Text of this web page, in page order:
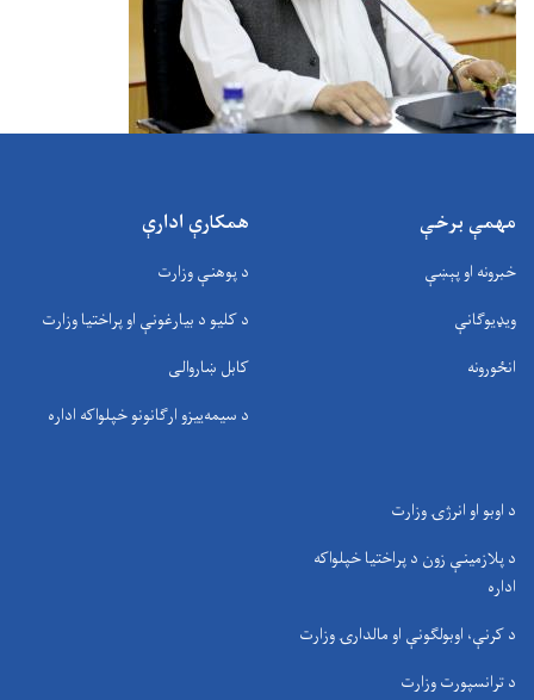
مهمې برخې
خبرونه او پېښې
ویډیوګانې
انځورونه
همکارې ادارې
د پوهنې وزارت
د کلیو د بیارغونې او پراختیا وزارت
کابل ښاروالی
د سيمه‌ييزو ارګانونو خپلواکه اداره
د اوبو او انرژۍ وزارت
د پلازمینې زون د پراختیا خپلواکه
اداره
د کرنې، اوبولګونې او مالدارۍ وزارت
د ترانسپورت وزارت